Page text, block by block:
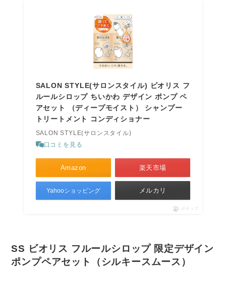
SALON STYLE(サロンスタイル) ビオリス フ
ルールシロップ ちいかわ デザイン ポンプ ペ
アセット （ディープモイスト） シャンプー
トリートメント コンディショナー
SALON STYLE(サロンスタイル)
口コミを見る
Amazon 楽天市場
Yahooショッピング メルカリ
ポチップ
SS ビオリス フルールシロップ 限定デザイン
ポンプペアセット（シルキースムース）